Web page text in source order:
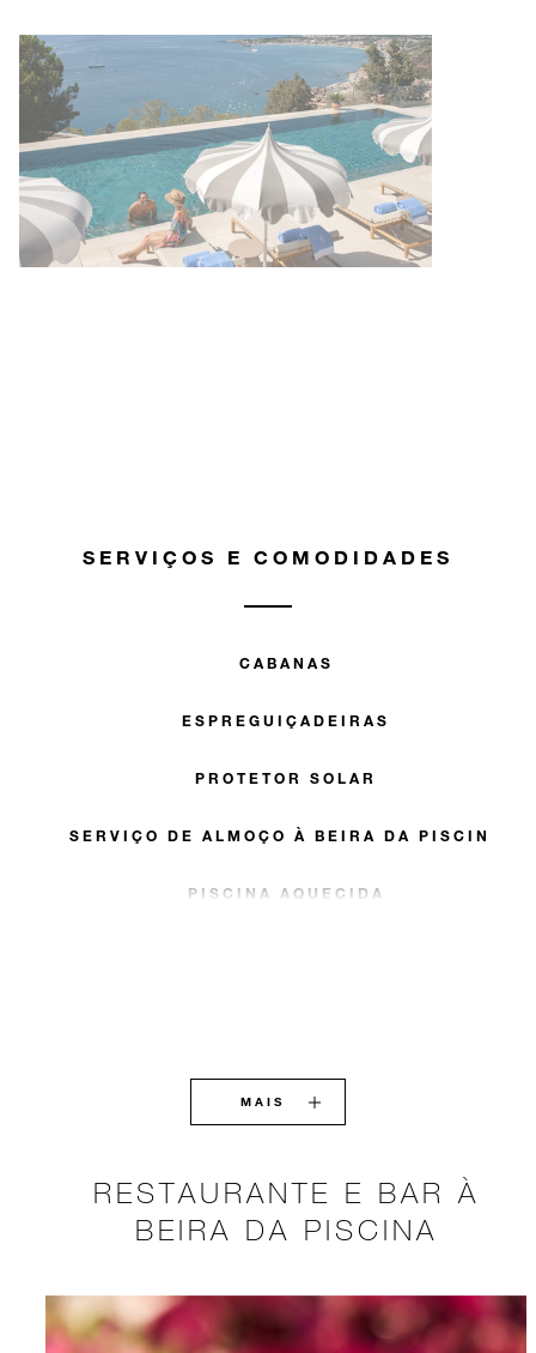
SERVIÇOS E COMODIDADES
CABANAS
ESPREGUIÇADEIRAS
PROTETOR SOLAR
SERVIÇO DE ALMOÇO À BEIRA DA PISCINA
PISCINA AQUECIDA
MAIS
RESTAURANTE E BAR À
BEIRA DA PISCINA